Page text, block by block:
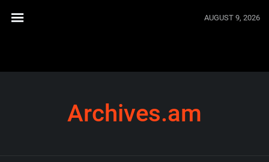
AUGUST 9, 2026
Archives.am